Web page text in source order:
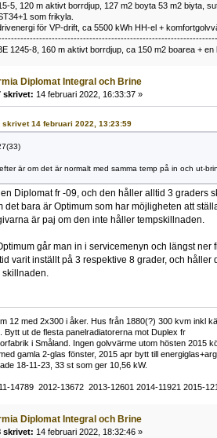
5, 120 m aktivt borrdjup, 127 m2 boyta 53 m2 biyta,
som frikyla.
för VP-drift, ca 5500 kWh HH-el +
1245-8, 160 m aktivt borrdjup, ca 150 m2 boarea + en
Diplomat Integral och Brine
skrivet: 14 februari 2022, 16:33:37 »
skrivet 14 februari 2022, 13:23:59
är om det är normalt med samma temp på in och ut-
Diplomat fr -09, och den håller alltid 3 graders
det bara är Optimum som har möjligheten att
är paj om den inte håller tempskillnaden.
går man in i servicemenyn och längst
varit inställt på 3 respektive 8 grader, och
12 med 2x300 i åker. Hus från 1880(?) 300 kvm inkl
Bytt ut de flesta panelradiatorerna mot Duplex fr
i Småland. Ingen golvvärme utom hösten 2015
gamla 2-glas fönster, 2015 apr bytt till
18-11-23, 33 st som ger 10,56 kW.
14789 2012-13672 2013-12601 2014-11921 2015-
Diplomat Integral och Brine
skrivet: 14 februari 2022, 18:32:46 »